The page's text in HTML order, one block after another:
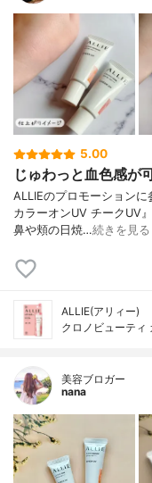
5.00
じゅわっと血色感が
ALLIEのプロモーション
カラーオンUV チークUV
鼻や頬の日焼…続きを見る
ALLIE(アリィー)
クロノビューティ
美容ブロガー
nana